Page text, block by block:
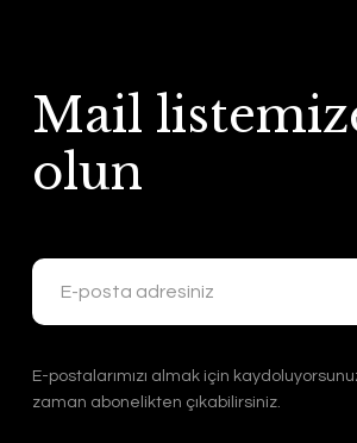
Mail
olun
E-postalarımızı almak için
zaman abonelikten çıkabilirsiniz.